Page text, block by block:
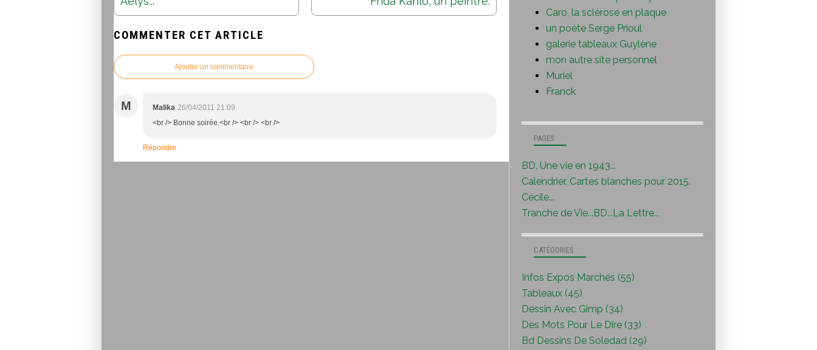
COMMENTER CET ARTICLE
Ajouter un commentaire
M Malika 26/04/2011 21:09
<br /> Bonne soirée.<br /> <br /> <br />
Répondre
PAGES
BD. Une vie en 1943...
Calendrier. Cartes blanches pour 2015.
Cécile...
Tranche de Vie...BD...La Lettre...
CATÉGORIES
Infos Expos Marchés (55)
Tableaux (45)
Dessin Avec Gimp (34)
Des Mots Pour Le Dire (33)
Bd Dessins De Soledad (29)
Caro, la sclérose en plaque
un poète Serge Prioul
galerie tableaux Guylène
mon autre site personnel
Muriel
Franck